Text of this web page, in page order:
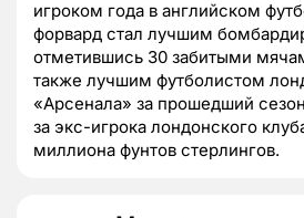
игроком года в английском
форвард стал лучшим
отметившись 30 забитыми
также лучшим футболистом
«Арсенала» за прошедший
за экс-игрока лондонского
миллиона фунтов стерлингов.